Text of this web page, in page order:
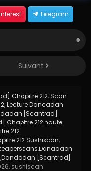
Telegram
Suivant
Chapitre 212, Scan
,Lecture Dandadan
[Scantrad]
Chapitre 212 haute
212
212 Sushiscan,
,Dandadan
,Dandadan [Scantrad]
, sushiscan